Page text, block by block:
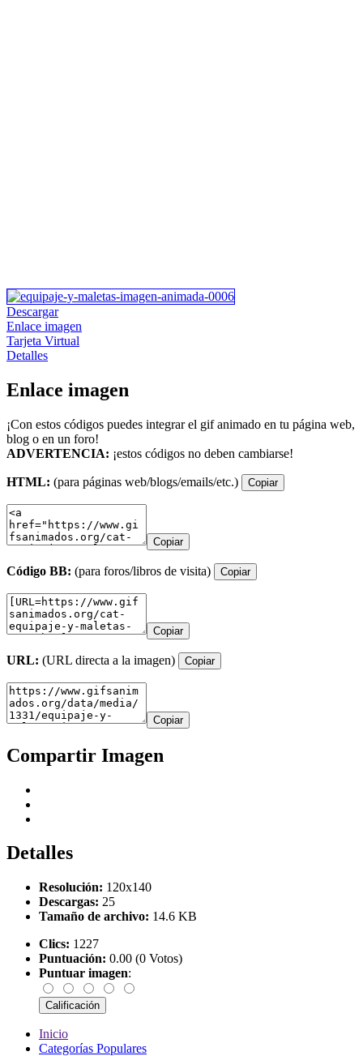
Descargar
Enlace imagen
Tarjeta Virtual
Detalles
Enlace imagen
¡Con estos códigos puedes integrar el gif animado en tu página web,
blog o en un foro!
ADVERTENCIA: ¡estos códigos no deben cambiarse!
HTML: (para páginas web/blogs/emails/etc.) Copiar
Copiar
Código BB: (para foros/libros de visita) Copiar
Copiar
URL: (URL directa a la imagen) Copiar
Copiar
Compartir Imagen
Detalles
Resolución: 120x140
Descargas: 25
Tamaño de archivo: 14.6 KB
Clics: 1227
Puntuación: 0.00 (0 Votos)
Puntuar imagen:
Inicio
Categorías Populares